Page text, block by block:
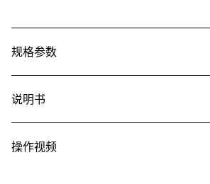
规格参数
说明书
操作视频